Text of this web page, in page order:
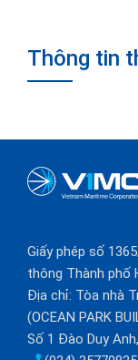
Thông tin
Giấy phép số
thông Thành phố
Địa chỉ: Tòa nhà
(OCEAN PARK
Số 1 Đào Duy